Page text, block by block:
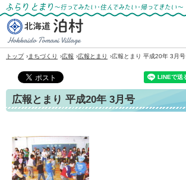
ふらりとまり～行ってみたい・住んでみた
い・帰ってきたい～
北海道 泊村
Village
トップ ›まちづくり ›広報 ›広報とまり ›広報とまり 平成20年 3月号
広報とまり 平成20年 3月号